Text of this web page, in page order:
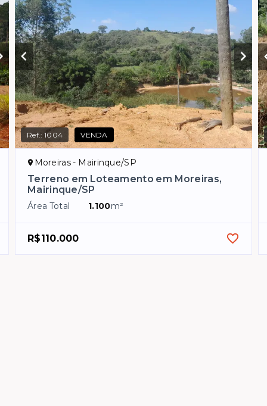
Ref.:1004 VENDA
Moreiras - Mairinque/SP
Terreno em Loteamento em Moreiras,
Mairinque/SP
Área Total 1.100m²
R$110.000